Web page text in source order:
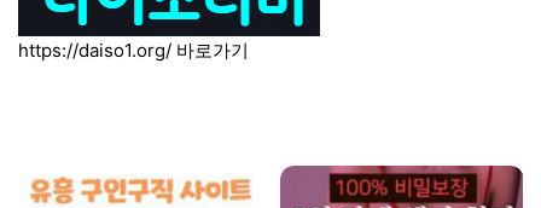
https://daiso1.org/ 바로가기